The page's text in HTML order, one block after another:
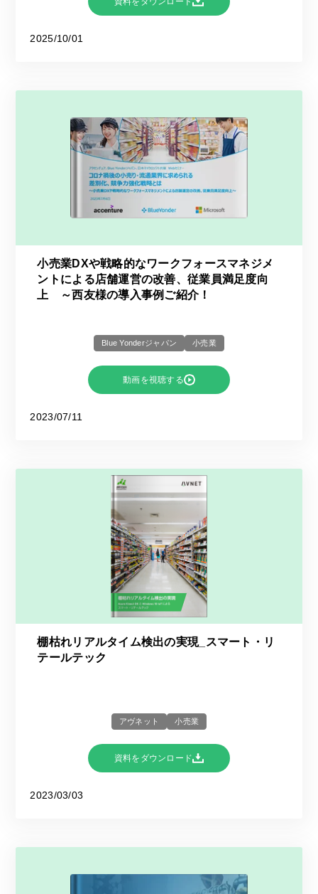
2025/10/01
小売業DXや戦略的なワークフォースマネジメ
ントによる店舗運営の改善、従業員満足度向
上 ～西友様の導入事例ご紹介！
Blue Yonderジャパン 小売業
動画を視聴する
2023/07/11
棚枯れリアルタイム検出の実現_スマート・リ
テールテック
アヴネット 小売業
資料をダウンロード
2023/03/03